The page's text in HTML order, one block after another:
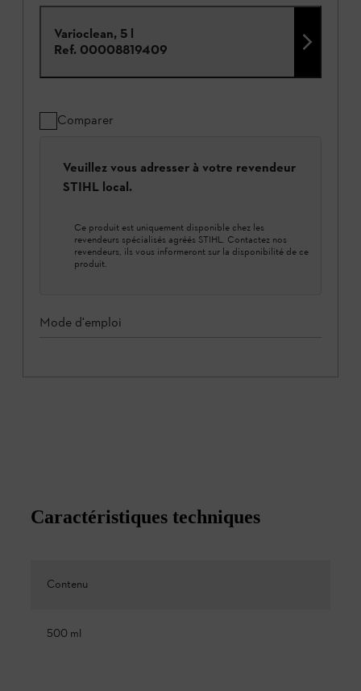
Varioclean, 5 l
Ref. 00008819409
Comparer
Veuillez vous adresser à votre revendeur
STIHL local.
Ce produit est uniquement disponible chez les
revendeurs spécialisés agréés STIHL. Contactez nos
revendeurs, ils vous informeront sur la disponibilité de ce
produit.
Mode d'emploi
Caractéristiques techniques
Contenu
500 ml